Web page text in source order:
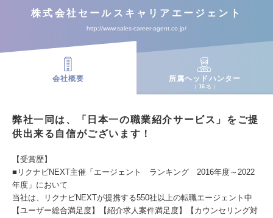
株式会社セールスキャリアエージェント
http://www.sales-career-agent.co.jp/
会社概要 所属ヘッドハンター
16 名
弊社一同は、「日本一の職業紹介サービス」をご提
供出来る自信がございます！
【受賞歴】
■リクナビNEXT主催「エージェント ランキング 2016年度～2022
年度」において
当社は、リクナビNEXTが提携する550社以上の転職エージェント中
【ユーザー総合満足度】【紹介求人案件満足度】【カウンセリング対